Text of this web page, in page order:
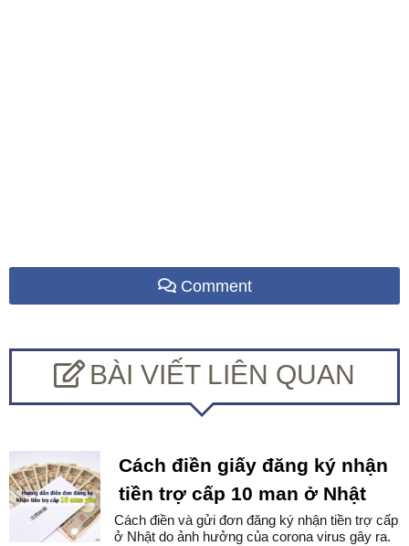
Comment
BÀI VIẾT LIÊN QUAN
Cách điền giấy đăng ký nhận
tiền trợ cấp 10 man ở Nhật
Cách điền và gửi đơn đăng ký nhận tiền trợ cấp
ở Nhật do ảnh hưởng của corona virus gây ra.